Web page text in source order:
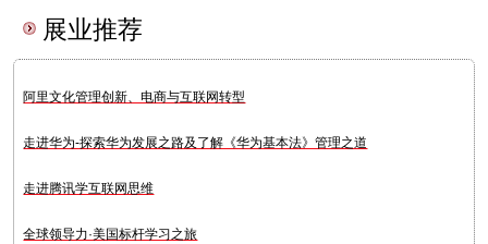
展业推荐
阿里文化管理创新、电商与互联网转型
走进华为-探索华为发展之路及了解《华为基本法》管理之道
走进腾讯学互联网思维
全球领导力·美国标杆学习之旅